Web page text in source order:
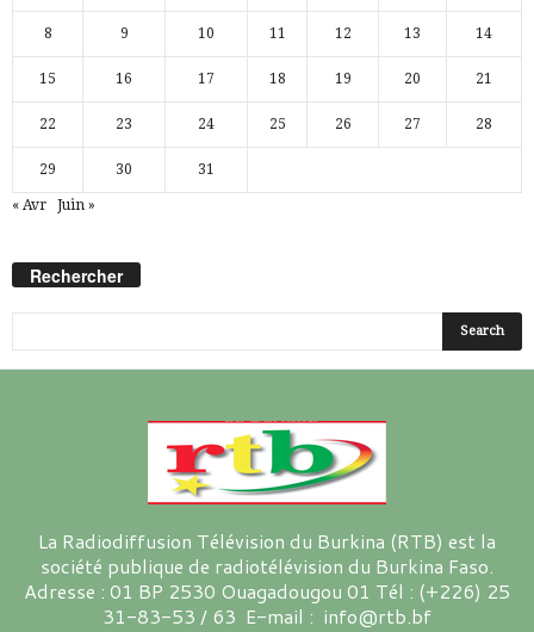
8 9 10 11 12 13 14
15 16 17 18 19 20 21
22 23 24 25 26 27 28
29 30 31
« Avr Juin »
Rechercher
La Radiodiffusion Télévision du Burkina (RTB) est la
société publique de radiotélévision du Burkina Faso.
Adresse : 01 BP 2530 Ouagadougou 01 Tél : (+226) 25
31-83-53 / 63 E-mail : info@rtb.bf